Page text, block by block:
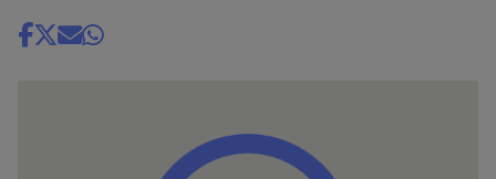
Share